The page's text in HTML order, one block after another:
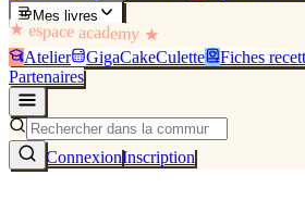
Mes livres
★ espace academy ★
Atelier GigaCakeCulette Fiches
Partenaires
ConnexionInscription